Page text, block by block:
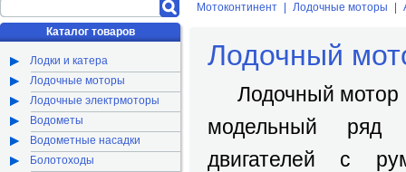
Мотоконтинент Лодочные моторы
Лодочный
Лодочный мотор
модельный ряд
двигателей с
Каталог товаров
Лодки и катера
Лодочные моторы
Лодочные электрмоторы
Водометы
Водометные насадки
Болотоходы